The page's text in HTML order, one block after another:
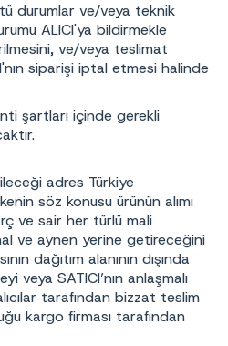
durumlar ve/veya teknik
ALICI'ya bildirmekle
ve/veya teslimat
siparişi iptal etmesi halinde
şartları içinde gerekli
adres Türkiye
söz konusu ürünün alımı
ve sair her türlü mali
ve aynen yerine getireceğini
dağıtım alanının dışında
SATICI’nın anlaşmalı
tarafından bizzat teslim
kargo firması tarafından